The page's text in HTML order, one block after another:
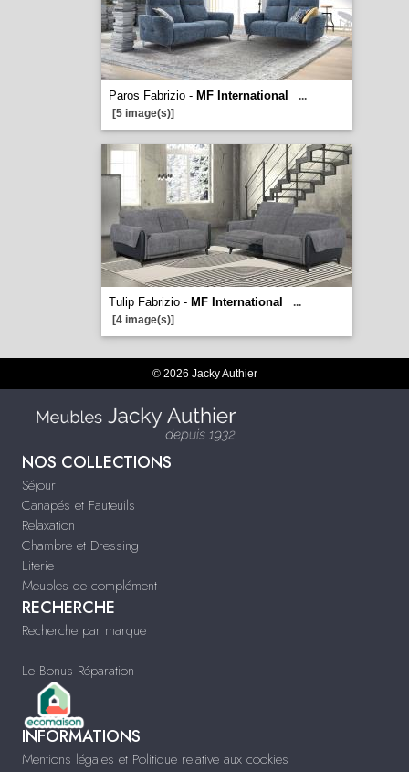
Paros Fabrizio - MF International
...
[5 image(s)]
Tulip Fabrizio - MF International
...
[4 image(s)]
© 2026 Jacky Authier
NOS COLLECTIONS
Séjour
Canapés et Fauteuils
Relaxation
Chambre et Dressing
Literie
Meubles de complément
RECHERCHE
Recherche par marque
Le Bonus Réparation
INFORMATIONS
Mentions légales et Politique relative aux cookies